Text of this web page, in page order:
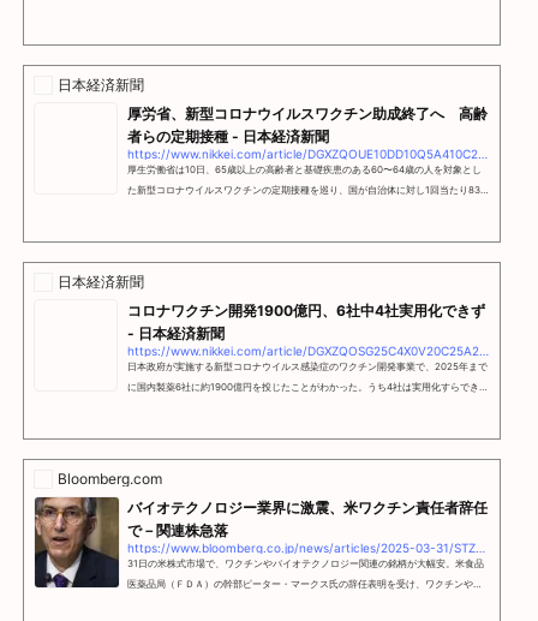
日本経済新聞
厚労省、新型コロナウイルスワクチン助成終了へ 高齢
者らの定期接種 - 日本経済新聞
厚生労働省は10日、65歳以上の高齢者と基礎疾患のある60〜64歳の人を対象とし
た新型コロナウイルスワクチンの定期接種を巡り、国が自治体に対し1回当たり830
日本経済新聞
コロナワクチン開発1900億円、6社中4社実用化できず
- 日本経済新聞
日本政府が実施する新型コロナウイルス感染症のワクチン開発事業で、2025年まで
に国内製薬6社に約1900億円を投じたことがわかった。うち4社は実用化すらできて
Bloomberg.com
バイオテクノロジー業界に激震、米ワクチン責任者辞任
で－関連株急落
31日の米株式市場で、ワクチンやバイオテクノロジー関連の銘柄が大幅安。米食品
医薬品局（ＦＤＡ）の幹部ピーター・マークス氏の辞任表明を受け、ワクチンや最